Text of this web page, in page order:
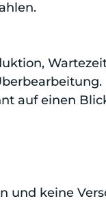
auf einen
und keine